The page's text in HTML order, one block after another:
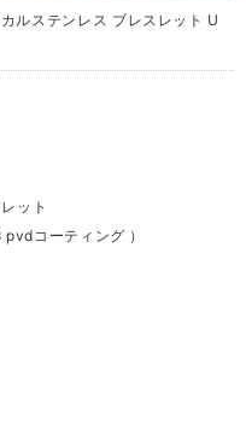
ルステンレス ブレスレット U
ット
コーティング ）